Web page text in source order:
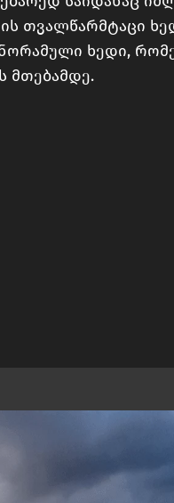
თვალწარმტაცი
ხედი,
მთებამდე.